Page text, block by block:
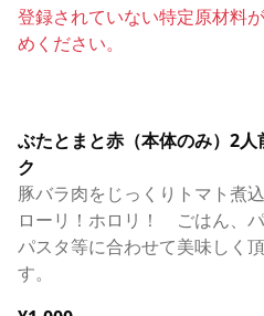
登録されていない特定原材料
めください。
ぶたとまと赤（本体のみ）2人
ク
豚バラ肉をじっくりトマト煮
ローリ！ホロリ！ ごはん、パ
パスタ等に合わせて美味しく
す。